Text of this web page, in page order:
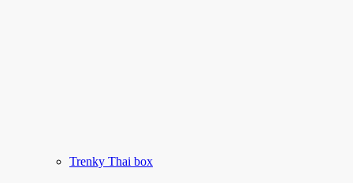
Trenky Thai box